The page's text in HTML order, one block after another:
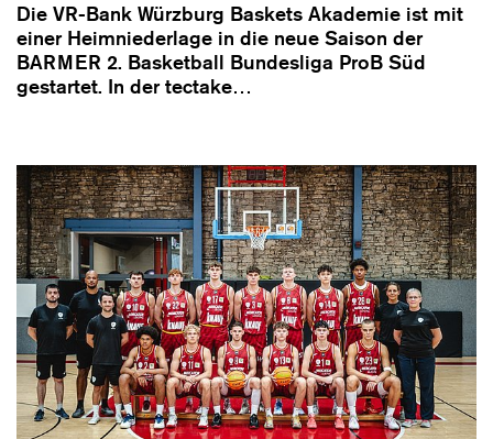
Die VR-Bank Würzburg Baskets Akademie ist mit
einer Heimniederlage in die neue Saison der
BARMER 2. Basketball Bundesliga ProB Süd
gestartet. In der tectake…